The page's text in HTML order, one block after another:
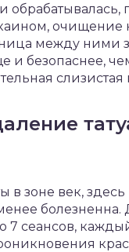
обрабатывалась,
очищение
между ними
и безопаснее,
слизистая
в зоне век,
7 сеансов,